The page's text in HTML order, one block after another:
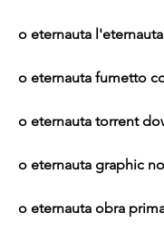
o eternauta
o eternauta fumetto
o eternauta torrent
o eternauta graphic
o eternauta obra